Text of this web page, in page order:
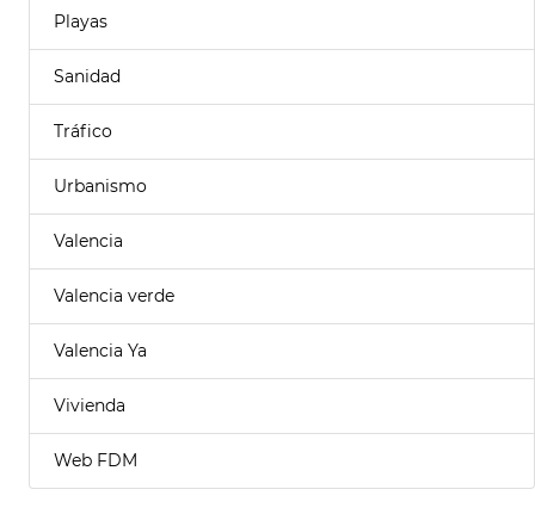
Playas
Sanidad
Tráfico
Urbanismo
Valencia
Valencia verde
Valencia Ya
Vivienda
Web FDM